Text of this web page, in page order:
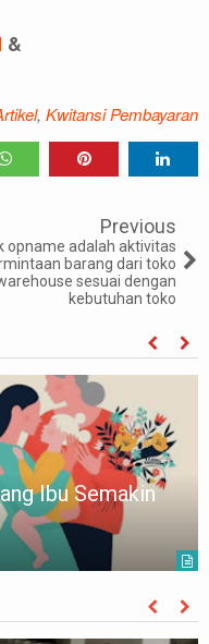
&
, Kwitansi Pembayaran
Previous
opname adalah aktivitas
barang dari toko
sesuai dengan
kebutuhan toko
MATA UANG
MORE